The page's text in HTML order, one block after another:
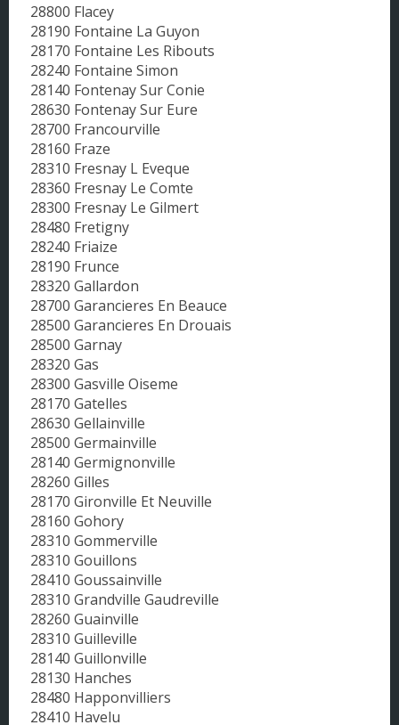
28800 Flacey
28190 Fontaine La Guyon
28170 Fontaine Les Ribouts
28240 Fontaine Simon
28140 Fontenay Sur Conie
28630 Fontenay Sur Eure
28700 Francourville
28160 Fraze
28310 Fresnay L Eveque
28360 Fresnay Le Comte
28300 Fresnay Le Gilmert
28480 Fretigny
28240 Friaize
28190 Frunce
28320 Gallardon
28700 Garancieres En Beauce
28500 Garancieres En Drouais
28500 Garnay
28320 Gas
28300 Gasville Oiseme
28170 Gatelles
28630 Gellainville
28500 Germainville
28140 Germignonville
28260 Gilles
28170 Gironville Et Neuville
28160 Gohory
28310 Gommerville
28310 Gouillons
28410 Goussainville
28310 Grandville Gaudreville
28260 Guainville
28310 Guilleville
28140 Guillonville
28130 Hanches
28480 Happonvilliers
28410 Havelu